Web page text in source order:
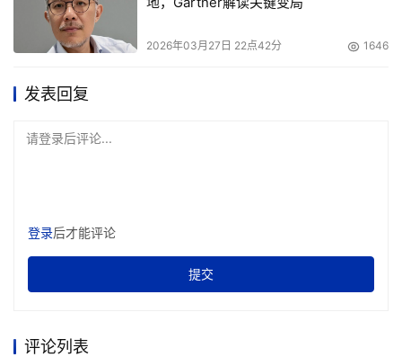
场依然处于“一芯难求”的状态：全球主流AI存储产品基本都
是“下线即发货”，根本没有库存积压；甚至“HBM之父”金正
滚浪潮。只要AI持续迭代、智能应用不断普及，内存的需求
2026年03月27日 22点42分 1646
发表回复
请登录后评论...
登录后才能评论
提交
评论列表